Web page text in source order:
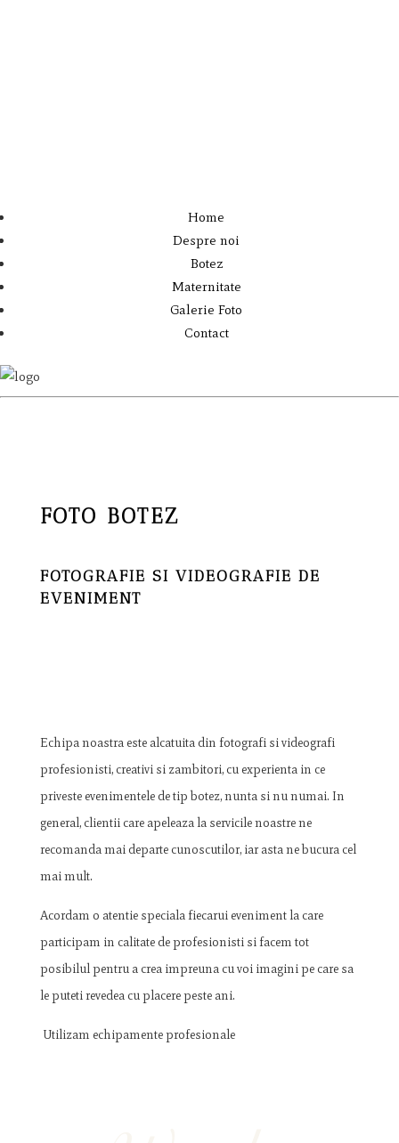
Home
Despre noi
Botez
Maternitate
Galerie Foto
Contact
FOTO BOTEZ
FOTOGRAFIE SI VIDEOGRAFIE DE
EVENIMENT
Echipa noastra este alcatuita din fotografi si videografi
profesionisti, creativi si zambitori, cu experienta in ce
priveste evenimentele de tip botez, nunta si nu numai. In
general, clientii care apeleaza la servicile noastre ne
recomanda mai departe cunoscutilor, iar asta ne bucura cel
mai mult.
Acordam o atentie speciala fiecarui eveniment la care
participam in calitate de profesionisti si facem tot
posibilul pentru a crea impreuna cu voi imagini pe care sa
le puteti revedea cu placere peste ani.
Utilizam echipamente profesionale